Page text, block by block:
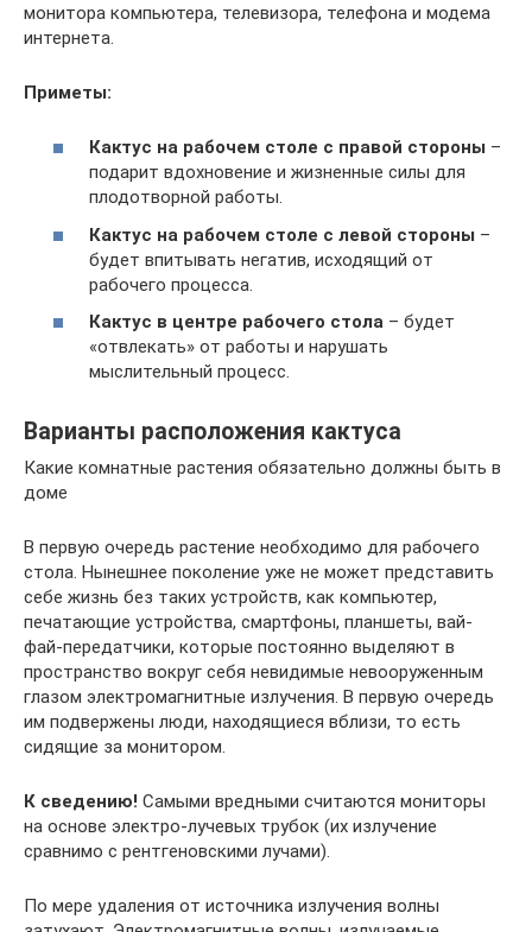
монитора компьютера, телевизора, телефона и модема
интернета.
Приметы:
Кактус на рабочем столе с правой стороны –
подарит вдохновение и жизненные силы для
плодотворной работы.
Кактус на рабочем столе с левой стороны –
будет впитывать негатив, исходящий от
рабочего процесса.
Кактус в центре рабочего стола – будет
«отвлекать» от работы и нарушать
мыслительный процесс.
Варианты расположения кактуса
Какие комнатные растения обязательно должны быть в
доме
В первую очередь растение необходимо для рабочего
стола. Нынешнее поколение уже не может представить
себе жизнь без таких устройств, как компьютер,
печатающие устройства, смартфоны, планшеты, вай-
фай-передатчики, которые постоянно выделяют в
пространство вокруг себя невидимые невооруженным
глазом электромагнитные излучения. В первую очередь
им подвержены люди, находящиеся вблизи, то есть
сидящие за монитором.
К сведению! Самыми вредными считаются мониторы
на основе электро-лучевых трубок (их излучение
сравнимо с рентгеновскими лучами).
По мере удаления от источника излучения волны